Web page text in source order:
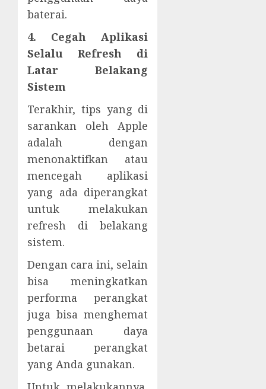
baterai.
4. Cegah Aplikasi
Selalu Refresh di
Latar Belakang
Sistem
Terakhir, tips yang di
sarankan oleh Apple
adalah dengan
menonaktifkan atau
mencegah aplikasi
yang ada diperangkat
untuk melakukan
refresh di belakang
sistem.
Dengan cara ini, selain
bisa meningkatkan
performa perangkat
juga bisa menghemat
penggunaan daya
betarai perangkat
yang Anda gunakan.